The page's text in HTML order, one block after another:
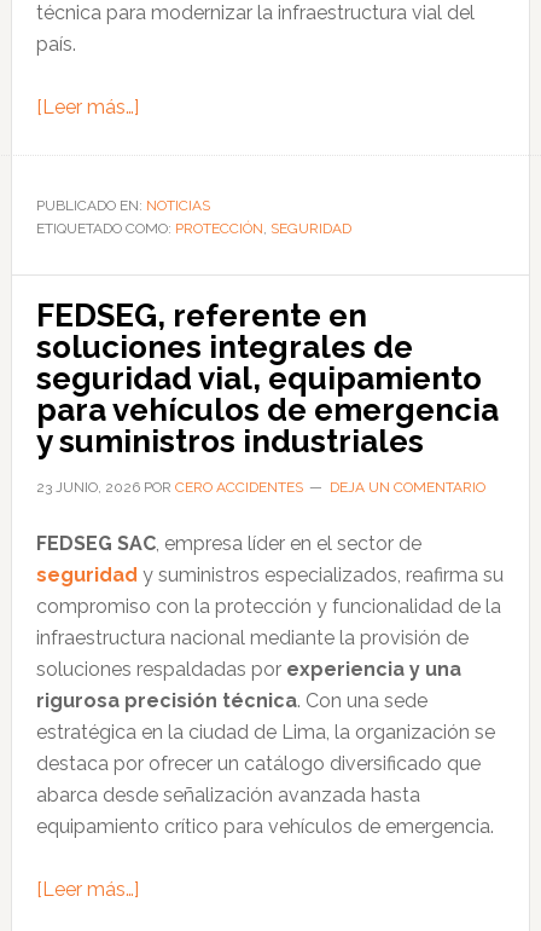
técnica para modernizar la infraestructura vial del
país.
[Leer más…]acerca
Representaciones,
líder
integrales
de
señalización
en
el
Perú
PUBLICADO EN: NOTICIAS
ETIQUETADO COMO: PROTECCIÓN, SEGURIDAD
FEDSEG, referente en
soluciones integrales de
seguridad vial, equipamiento
para vehículos de emergencia
y suministros industriales
23 JUNIO, 2026POR CERO ACCIDENTES DEJA UN COMENTARIO
FEDSEG SAC, empresa líder en el sector de
seguridad y suministros especializados, reafirma su
compromiso con la protección y funcionalidad de la
infraestructura nacional mediante la provisión de
soluciones respaldadas por experiencia y una
rigurosa precisión técnica. Con una sede
estratégica en la ciudad de Lima, la organización se
destaca por ofrecer un catálogo diversificado que
abarca desde señalización avanzada hasta
equipamiento crítico para vehículos de emergencia.
[Leer más…]acerca